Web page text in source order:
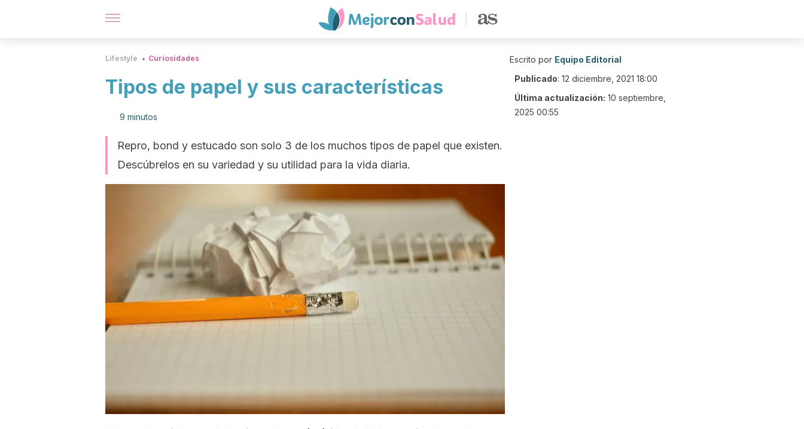
Lifestyle Curiosidades
Tipos de papel y sus características
9 minutos
Repro, bond y estucado son solo 3 de los muchos tipos de papel que existen.
Descúbrelos en su variedad y su utilidad para la vida diaria.
Escrito por Equipo Editorial
Publicado: 12 diciembre, 2021 18:00
Última actualización: 10 septiembre,
2025 00:55